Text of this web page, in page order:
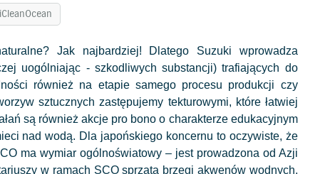
Jak najbardziej! Dlatego Suzuki wprowadza
uogólniając - szkodliwych substancji) trafiających do
również na etapie samego procesu produkcji czy
sztucznych zastępujemy tekturowymi, które łatwiej
są również akcje pro bono o charakterze edukacyjnym
nad wodą. Dla japońskiego koncernu to oczywiste, że
ma wymiar ogólnoświatowy – jest prowadzona od Azji
w ramach SCO sprząta brzegi akwenów wodnych,